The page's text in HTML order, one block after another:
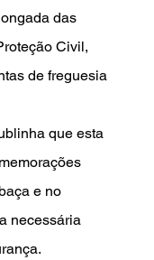
das
Civil,
de freguesia
que esta
e no
necessária